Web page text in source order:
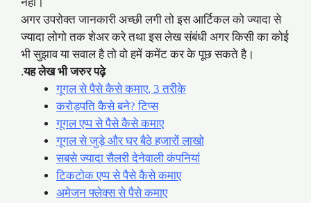
अगर उपरोक्त जानकारी अच्छी लगी तो इस आर्टिकल को ज्यादा से
ज्यादा लोगो तक शेअर करे तथा इस लेख संबंधी अगर किसी का कोई
भी सुझाव या सवाल है तो वो हमें कमेंट कर के पूछ सकते है।
.यह लेख भी जरुर पढ़े
गूगल से पैसे कैसे कमाए, 3 तरीके
करोड़पति कैसे बने? टिप्स
गूगल एप्प से पैसे कैसे कमाए
गूगल से जुड़े और घर बैठे हजारों लाखो
सबसे ज्यादा सैलरी देनेवाली कंपनियां
टिकटोक एप्प से पैसे कैसे कमाए
अमेजन फ्लेक्स से पैसे कमाए